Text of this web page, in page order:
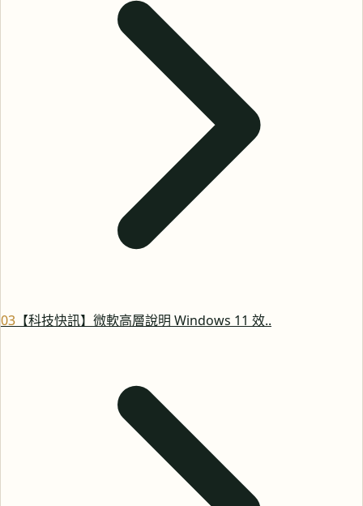
03 【科技快訊】微軟高層說明 Windows 11 效..